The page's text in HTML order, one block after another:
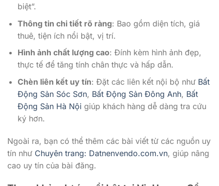
biệt”.
Thông tin chi tiết rõ ràng: Bao gồm diện tích, giá
thuê, tiện ích nổi bật, vị trí.
Hình ảnh chất lượng cao: Đính kèm hình ảnh đẹp,
thực tế để tăng tính chân thực và hấp dẫn.
Chèn liên kết uy tín: Đặt các liên kết nội bộ như Bất
Động Sản Sóc Sơn, Bất Động Sản Đông Anh, Bất
Động Sản Hà Nội giúp khách hàng dễ dàng tra cứu
ký hơn.
Ngoài ra, bạn có thể thêm các bài viết từ các nguồn uy
tín như Chuyên trang: Datnenvendo.com.vn, giúp nâng
cao uy tín của bài đăng.